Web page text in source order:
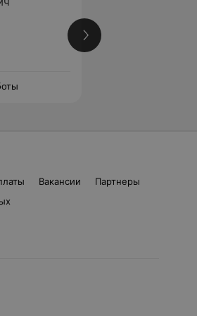
Вакансии
Партнеры